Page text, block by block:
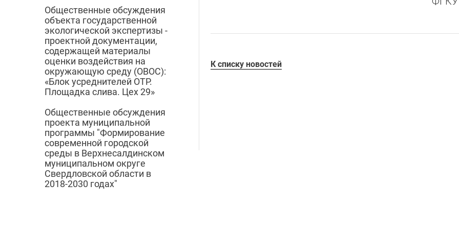
Общественные обсуждения
объекта государственной
экологической экспертизы -
проектной документации,
содержащей материалы
оценки воздействия на
окружающую среду (ОВОС):
«Блок усреднителей ОТР.
Площадка слива. Цех 29»
Общественные обсуждения
проекта муниципальной
программы "Формирование
современной городской
среды в Верхнесалдинском
муниципальном округе
Свердловской области в
2018-2030 годах"
К списку новостей